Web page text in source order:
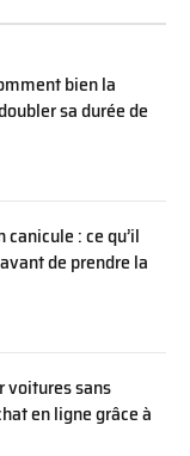
bien la
sa durée de
: ce qu’il
de prendre la
voitures sans
en ligne grâce à